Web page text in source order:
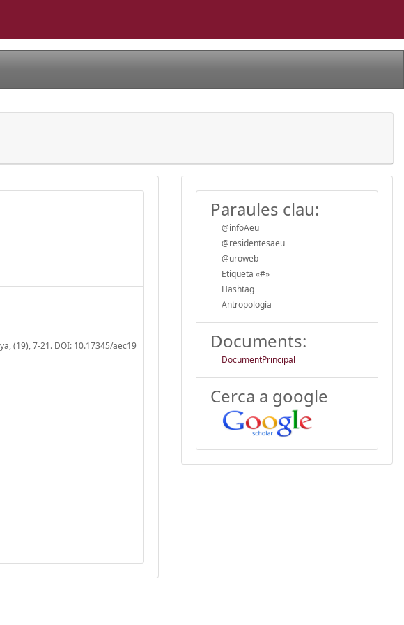
(19), 7-21. DOI: 10.17345/aec19
Paraules clau:
@infoAeu
@residentesaeu
@uroweb
Etiqueta «#»
Hashtag
Antropología
Documents:
DocumentPrincipal
Cerca a google